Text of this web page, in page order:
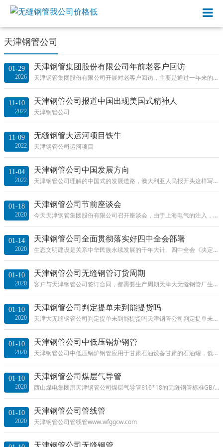
天津钢管公司
01-29
2026
天津钢管集团股份有限公司年前老客户回访
天津钢管集团股份有限公司开展对老客户回访，主要是通过一年来的合作，双方就协作开展公关对话，对产品型号以及交货流程等多环节进行交流，指
11-10
2022
天津钢管公司报道中国出现美国式精神人
天津钢管公司
11-09
2022
无缝钢管大运河项目铁牛
天津钢管公司运河项目
11-04
2022
天津钢管公司中国发展方向
天津钢管公司理解的中国式的发展道路，澳大利亚人民报开头这样写一个执政党的大会，通常会展现自信，没有哪个执政党的规模能像中国共产党的那
01-18
2020
天津钢管公司节前座谈会
今天天津钢管集团股份有限公司召开座谈会，由于上海电气的注入，集团领导班子为以后工作协调默契配合，进行节前的相互了解召开座谈会，座谈会
01-14
2020
天津钢管公司全面贯彻落实好四中全会部署
生态文明建设是关系中华民族永续发展的千年大计。四中全会《决定》提出“坚持和完善生态文明制度体系，促进人与自然和谐共生”。必须践行绿水
01-10
2020
天津钢管公司无缝钢管订货周期
客户与天津钢管公司签订合同，都需要生产周期天津大无缝钢管厂生产一轮的时间一般为30-40天，所以签订合同的日期也为40天左右，但是有例外。也就
01-10
2020
天津钢管公司判定提单未到能提货吗
天津大无缝钢管公司判定提单未到能提货吗天津钢管公司判定提单未到的情况下能发货吗，好多客户在网上提出这个问题，我仅代表自己不代表任何单
01-10
2020
天津钢管公司中低压锅炉钢管
天津钢管公司中低压锅炉钢管应用于甘肃石油设备甘肃的石油罐，低中压无缝钢管GB/T3087-2008标准型号89*5以及60*4是该企业常用炉罐体内部管路
01-10
2020
天津钢管公司煤层气导管
西山煤电集团用天津钢管公司煤层气导管816*18的无缝钢管标准GB/T8163-2008的用于煤井瓦斯排放，2口井共400吨，客户参观生产流程。
01-10
2020
天津钢管公司管线管
天津钢管公司管线管www.wfggcw.com